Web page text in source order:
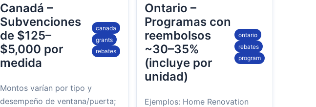
Canadá –
Subvenciones
de $125–
$5,000 por
medida
canada
grants
rebates
Montos varían por tipo y
desempeño de ventana/puerta;
Ontario –
Programas con
reembolsos
~30–35%
(incluye por
unidad)
ontario
rebates
program
Ejemplos: Home Renovation